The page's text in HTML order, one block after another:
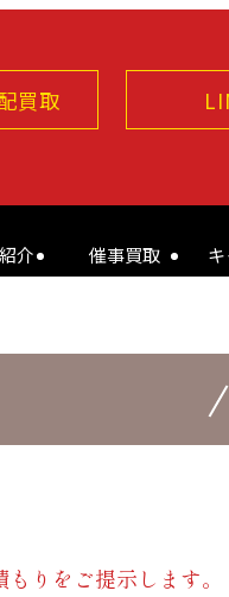
買取
介 催事買取
りをご提示します。